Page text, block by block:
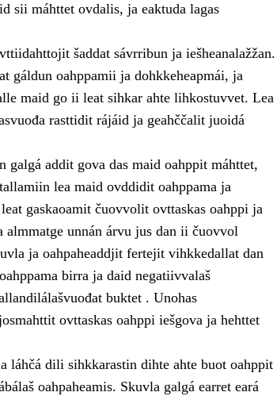
sii máhttet ovdalis, ja eaktuda lagas
šaddat sávrribun ja iešheanalažžan.
gáldun oahppamii ja dohkkeheapmái, ja
maid go ii leat sihkar ahte lihkostuvvet. Lea
rasttidit rájáid ja geahččalit juoidá
galgá addit gova das maid oahppit máhttet,
lea maid ovddidit oahppama ja
gaskaoamit čuovvolit ovttaskas oahppi ja
almmatge unnán árvu jus dan ii čuovvol
ja oahpaheaddjit fertejit vihkkedallat dan
birra ja daid negatiivvalaš
buktet . Unohas
ovttaskas oahppi iešgova ja hehttet
láhčá dili sihkkarastin dihte ahte buot oahppit
oahpaheamis. Skuvla galgá earret eará